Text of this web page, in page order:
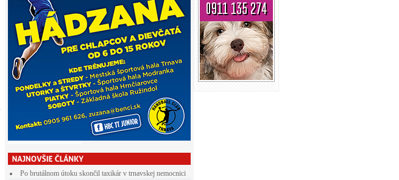
Po brutálnom útoku skončil taxikár v trnavskej nemocnici